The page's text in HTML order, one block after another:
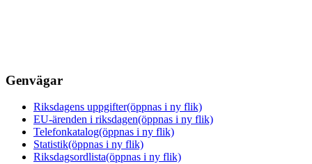
Genvägar
Riksdagens uppgifter(öppnas i ny flik)
EU-ärenden i riksdagen(öppnas i ny flik)
Telefonkatalog(öppnas i ny flik)
Statistik(öppnas i ny flik)
Riksdagsordlista(öppnas i ny flik)